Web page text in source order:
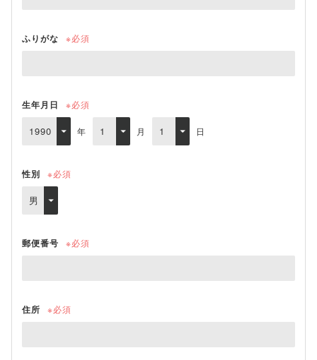
ふりがな ※必須
生年月日 ※必須
年 月 日
性別 ※必須
郵便番号 ※必須
住所 ※必須